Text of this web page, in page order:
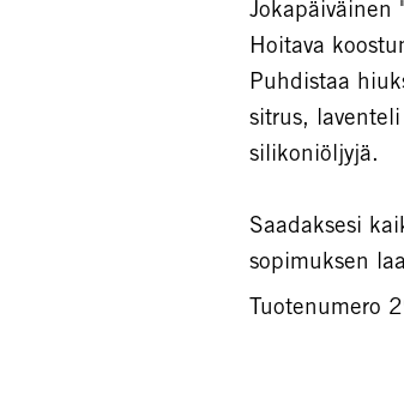
Jokapäiväinen
Hoitava
Puhdistaa
sitrus,
silikoniöljyjä.
Saadaksesi
sopimuksen
Tuotenumero